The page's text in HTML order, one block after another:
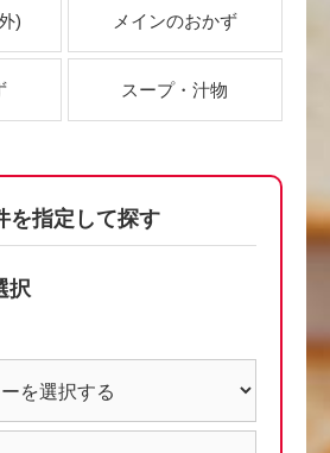
) メインのおかず
スープ・汁物
を指定して探す
択